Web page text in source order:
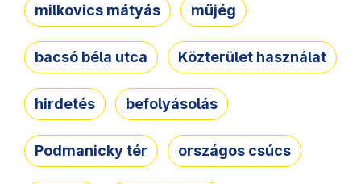
milkovics mátyás műjég
bacsó béla utca Közterület használat
hirdetés befolyásolás
Podmanicky tér országos csúcs